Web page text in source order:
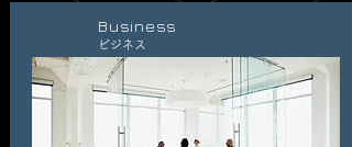
Business
​ビジネス